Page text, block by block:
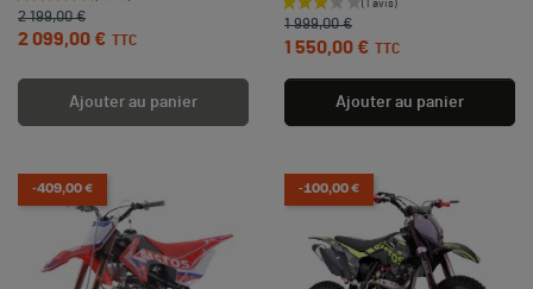
2 199,00 €
2 099,00 €
TTC
Ajouter au panier
Prix de base
1 999,00 €
Prix
1 550,00 € TTC
Ajouter au panier
-409,00 € -100,00 €